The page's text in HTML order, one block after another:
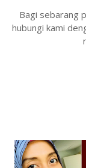
Bagi sebarang
hubungi kami